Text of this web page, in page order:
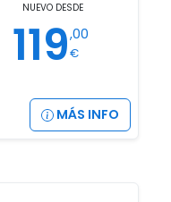
NUEVODESDE
119,00
€
MÁS INFO